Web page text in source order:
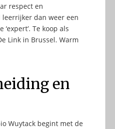
respect en
dan weer een
Te koop als
Link in Brussel. Warm
en
Wuytack begint met de